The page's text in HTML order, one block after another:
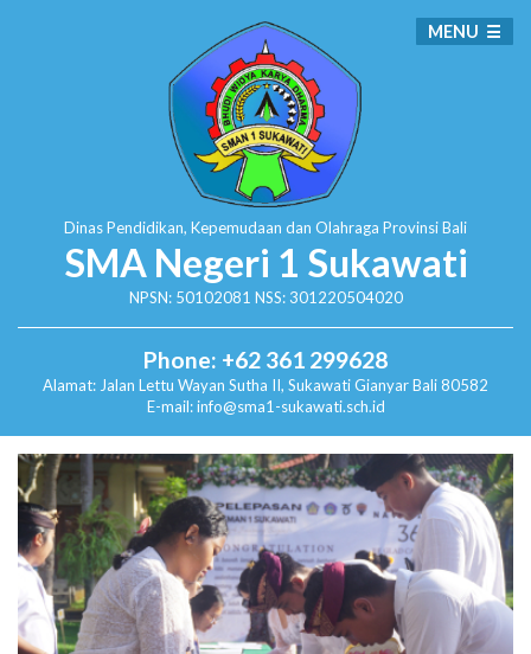
Dinas Pendidikan, Kepemudaan dan Olahraga Provinsi Bali
SMA Negeri 1 Sukawati
NPSN: 50102081 NSS: 301220504020
Phone: +62 361 299628
Alamat: Jalan Lettu Wayan Sutha II, SukawatiGianyar Bali 80582
E-mail: info@sma1-sukawati.sch.id
MENU